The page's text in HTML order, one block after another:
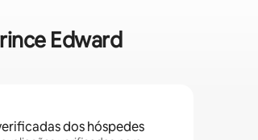
Edward
dos hóspedes